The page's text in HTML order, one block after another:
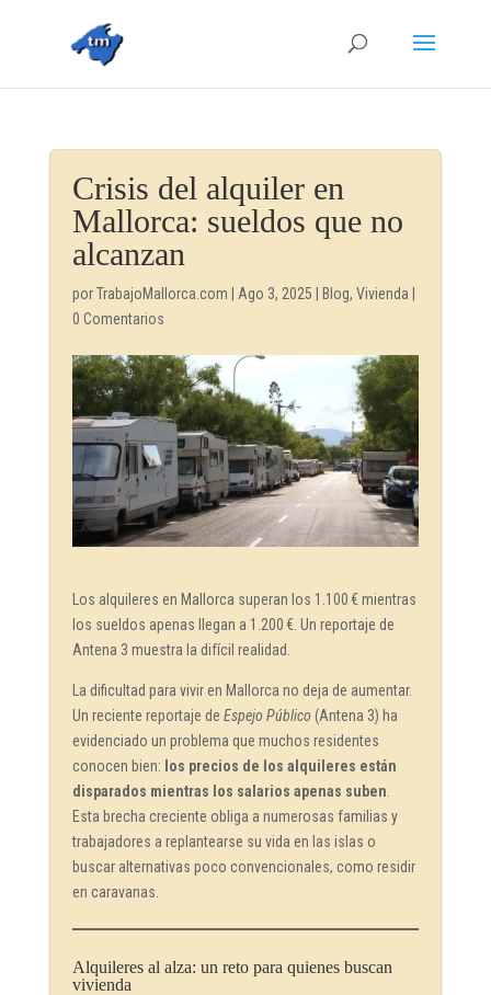
Crisis del alquiler en
Mallorca: sueldos que no
alcanzan
porTrabajoMallorca.com Ago 3, 2025 Blog, Vivienda
0 Comentarios
Los alquileres en Mallorca superan los 1.100 € mientras
los sueldos apenas llegan a 1.200 €. Un reportaje de
Antena 3 muestra la difícil realidad.
La dificultad para vivir en Mallorca no deja de aumentar.
Un reciente reportaje de Espejo Público (Antena 3) ha
evidenciado un problema que muchos residentes
conocen bien: los precios de los alquileres están
disparados mientras los salarios apenas suben
Esta brecha creciente obliga a numerosas familias y
trabajadores a replantearse su vida en las islas o
buscar alternativas poco convencionales, como residir
en caravanas.
Alquileres al alza: un reto para quienes buscan
vivienda